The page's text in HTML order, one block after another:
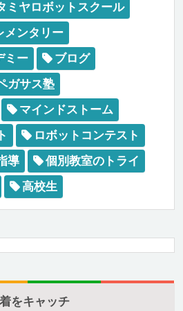
ミヤロボットスクール
メンタリー
ミー
ブログ
ガサス塾
マインドストーム
ロボットコンテスト
導
個別教室のトライ
高校生
をキャッチ